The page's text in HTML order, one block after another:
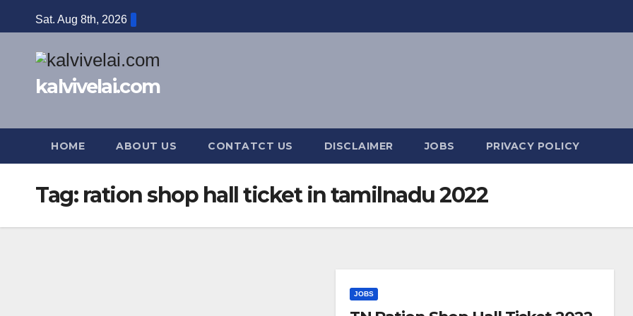
to
Sat. Aug 8th, 2026
kalvivelai.com
HOME ABOUT US CONTATCT US DISCLAIMER JOBS PRIVACY POLICY
Tag: ration shop hall ticket in tamilnadu 2022
JOBS